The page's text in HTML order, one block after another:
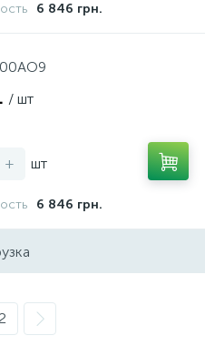
6 846 грн.
/ шт
+ шт
6 846 грн.